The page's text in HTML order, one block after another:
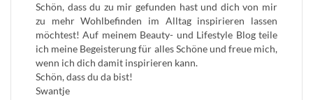
Schön, dass du zu mir gefunden hast und dich von mir
zu mehr Wohlbefinden im Alltag inspirieren lassen
möchtest! Auf meinem Beauty- und Lifestyle Blog teile
ich meine Begeisterung für alles Schöne und freue mich,
wenn ich dich damit inspirieren kann.
Schön, dass du da bist!
Swantje